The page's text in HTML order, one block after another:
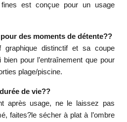
est conçue pour un usage
des moments de détente??
distinctif et sa coupe
pour l’entraînement que pour
plage/piscine.
de vie??
après usage, ne le laissez pas
faites?le sécher à plat à l’ombre